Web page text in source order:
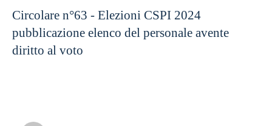
Circolare n°63 - Elezioni CSPI 2024
pubblicazione elenco del personale avente
diritto al voto